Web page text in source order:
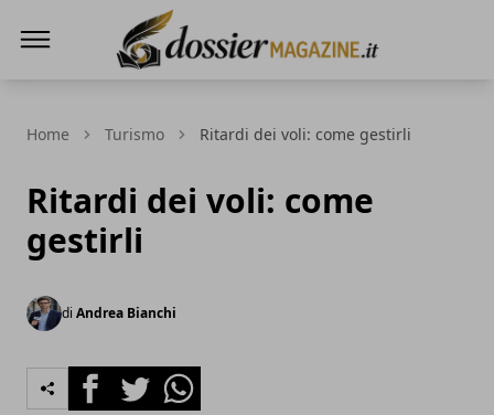
Home Turismo Ritardi dei voli: come gestirli
Ritardi dei voli: come
gestirli
di Andrea Bianchi
FacebookTwitterWhatsapp